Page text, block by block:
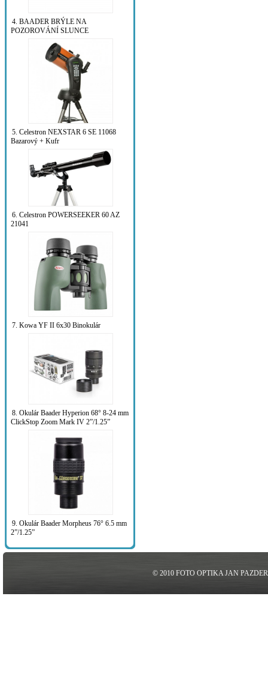
4. BAADER BRÝLE NA
POZOROVÁNÍ SLUNCE
5. Celestron NEXSTAR 6 SE 11068
Bazarový + Kufr
6. Celestron POWERSEEKER 60 AZ
21041
7. Kowa YF II 6x30 Binokulár
8. Okulár Baader Hyperion 68° 8-24 mm
ClickStop Zoom Mark IV 2”/1.25”
9. Okulár Baader Morpheus 76° 6.5 mm
2”/1.25”
© 2010 FOTO OPTIKA JAN